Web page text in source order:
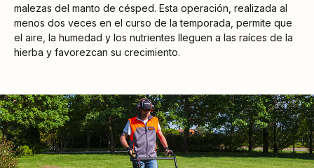
malezas del manto de césped. Esta operación, realizada al
menos dos veces en el curso de la temporada, permite que
el aire, la humedad y los nutrientes lleguen a las raíces de la
hierba y favorezcan su crecimiento.